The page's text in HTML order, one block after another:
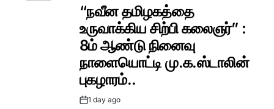
“நவீன தமிழகத்தை
உருவாக்கிய சிற்பி கலைஞர்” :
8ம் ஆண்டு நினைவு
நாளையொட்டி மு.க.ஸ்டாலின்
புகழாரம்..
Post1 day ago